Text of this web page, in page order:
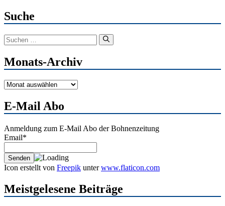
Suche
Suchen
nach:
Monats-Archiv
Monats-
E-Mail Abo
Anmeldung zum E-Mail Abo der Bohnenzeitung
Email*
Icon erstellt von Freepik unterwww.flaticon.com
Meistgelesene Beiträge